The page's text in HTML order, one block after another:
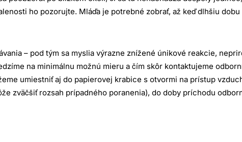
ho pozorujte. Mláďa je potrebné zobrať, až keď dlhšiu
– pod tým sa myslia výrazne znížené únikové reakcie,
na minimálnu možnú mieru a čím skôr kontaktujeme
umiestniť aj do papierovej krabice s otvormi na prístup
zväčšiť rozsah prípadného poranenia), do doby príchodu